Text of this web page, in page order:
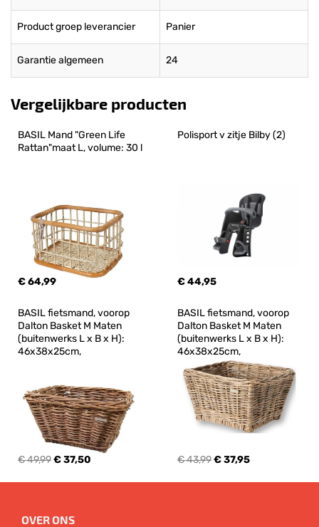
Product groep leverancier Panier
Garantie algemeen 24
Vergelijkbare producten
BASIL Mand "Green Life
Rattan"maat L, volume: 30 l
€ 64,99
Polisport v zitje Bilby (2)
€ 44,95
BASIL fietsmand, voorop
Dalton Basket M Maten
(buitenwerks L x B x H):
46x38x25cm,
€ 49,99€ 37,50
BASIL fietsmand, voorop
Dalton Basket M Maten
(buitenwerks L x B x H):
46x38x25cm,
€ 43,99€ 37,95
OVER ONS